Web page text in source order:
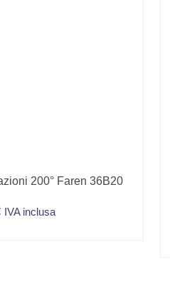
200° Faren 36B20
IVA inclusa